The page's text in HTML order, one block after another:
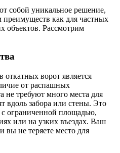
собой уникальное решение,
преимуществ как для частных
объектов. Рассмотрим
ворот является
от распашных
не требуют много места для
вдоль забора или стены. Это
с ограниченной площадью,
или на узких въездах. Ваш
вы не теряете место для